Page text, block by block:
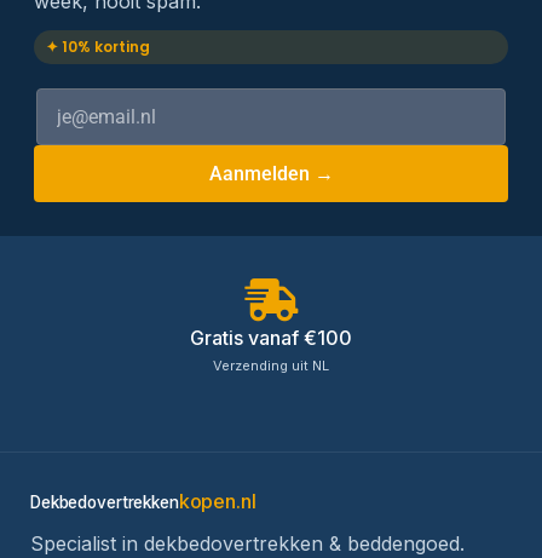
✦ 10% korting
Aanmelden →
Gratis vanaf €100
Verzending uit NL
Dekbedovertrekkenkopen.nl
Specialist in dekbedovertrekken & beddengoed.